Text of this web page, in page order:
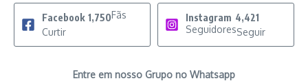
Facebook 1,750Fãs
Curtir
Instagram 4,421
SeguidoresSeguir
Entre em nosso Grupo no Whatsapp